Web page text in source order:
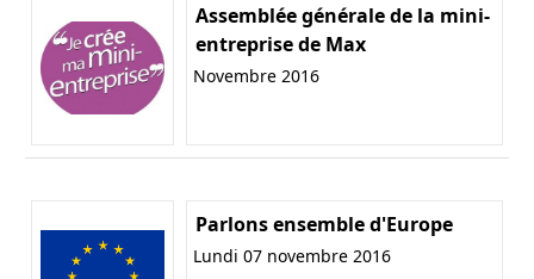
Assemblée générale de la mini-
entreprise de Max
Novembre 2016
Parlons ensemble d'Europe
Lundi 07 novembre 2016